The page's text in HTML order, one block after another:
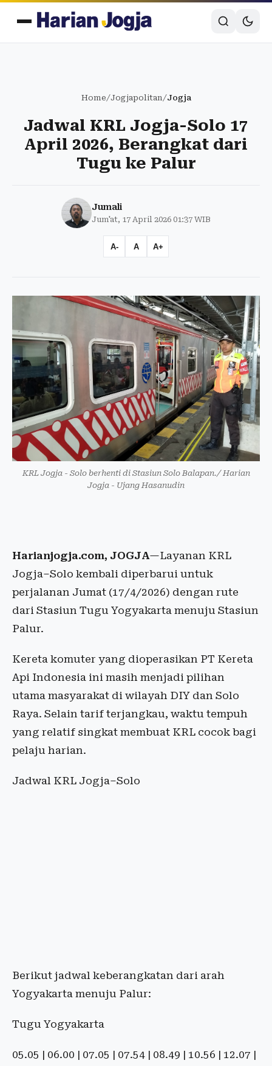
Home/Jogjapolitan/Jogja
Jadwal KRL Jogja-Solo 17
April 2026, Berangkat dari
Tugu ke Palur
Jumali
Jum'at, 17 April 2026 01:37 WIB
A- A A+
KRL Jogja - Solo berhenti di Stasiun Solo Balapan./ Harian
Jogja - Ujang Hasanudin
Harianjogja.com, JOGJA—Layanan KRL
Jogja–Solo kembali diperbarui untuk
perjalanan Jumat (17/4/2026) dengan rute
dari Stasiun Tugu Yogyakarta menuju Stasiun
Palur.
Kereta komuter yang dioperasikan PT Kereta
Api Indonesia ini masih menjadi pilihan
utama masyarakat di wilayah DIY dan Solo
Raya. Selain tarif terjangkau, waktu tempuh
yang relatif singkat membuat KRL cocok bagi
pelaju harian.
Jadwal KRL Jogja–Solo
Berikut jadwal keberangkatan dari arah
Yogyakarta menuju Palur:
Tugu Yogyakarta
05.05 | 06.00 | 07.05 | 07.54 | 08.49 | 10.56 | 12.07 |